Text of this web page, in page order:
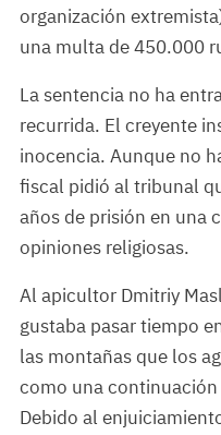
organización
una multa de 450.000
La sentencia no ha
recurrida. El creyente
inocencia. Aunque no
fiscal pidió al tribunal
años de prisión en una
opiniones religiosas.
Al apicultor Dmitriy
gustaba pasar tiempo
las montañas que los
como una
Debido al